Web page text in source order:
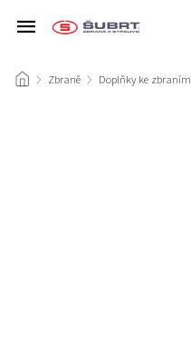
/ Zbraně / Doplňky ke zbraním